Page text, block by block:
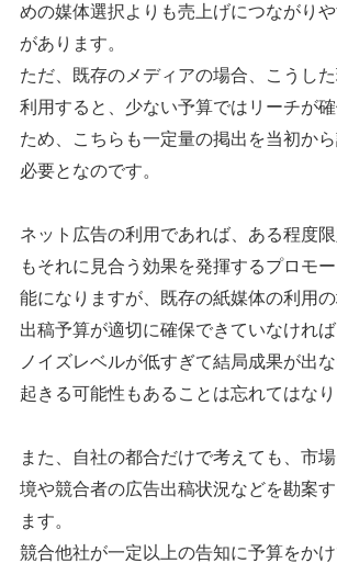
めの媒体選択よりも売上げにつながり
があります。
ただ、既存のメディアの場合、こうし
利用すると、少ない予算ではリーチが
ため、こちらも一定量の掲出を当初か
必要となのです。
ネット広告の利用であれば、ある程度
もそれに見合う効果を発揮するプロモ
能になりますが、既存の紙媒体の利用
出稿予算が適切に確保できていなけれ
ノイズレベルが低すぎて結局成果が出
起きる可能性もあることは忘れてはなり
また、自社の都合だけで考えても、市
境や競合者の広告出稿状況などを勘案
ます。
競合他社が一定以上の告知に予算をか